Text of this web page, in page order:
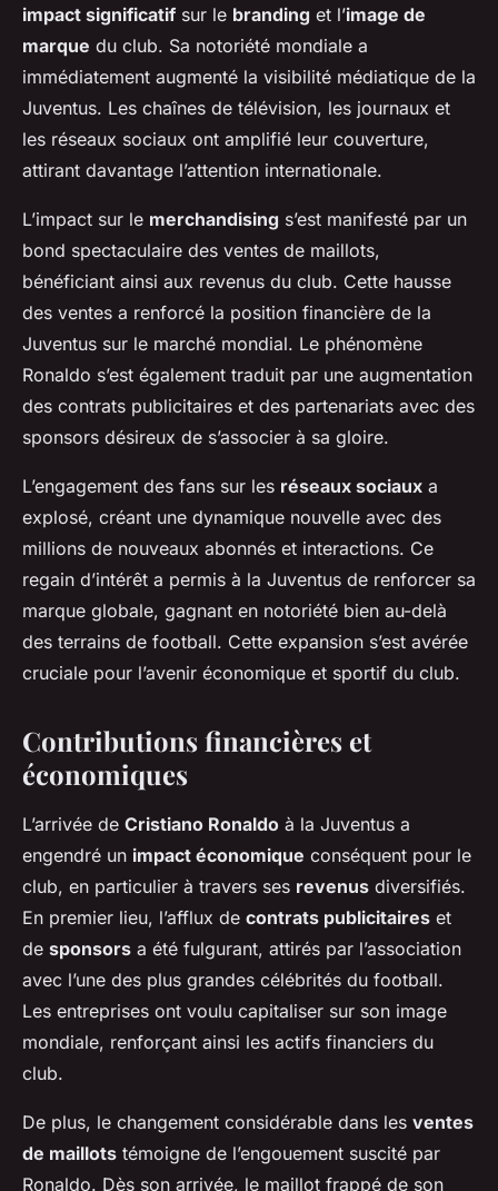
impact significatif sur le branding et l’image de
marque du club. Sa notoriété mondiale a
immédiatement augmenté la visibilité médiatique de la
Juventus. Les chaînes de télévision, les journaux et
les réseaux sociaux ont amplifié leur couverture,
attirant davantage l’attention internationale.
L’impact sur le merchandising s’est manifesté par un
bond spectaculaire des ventes de maillots,
bénéficiant ainsi aux revenus du club. Cette hausse
des ventes a renforcé la position financière de la
Juventus sur le marché mondial. Le phénomène
Ronaldo s’est également traduit par une augmentation
des contrats publicitaires et des partenariats avec des
sponsors désireux de s’associer à sa gloire.
L’engagement des fans sur les réseaux sociaux a
explosé, créant une dynamique nouvelle avec des
millions de nouveaux abonnés et interactions. Ce
regain d’intérêt a permis à la Juventus de renforcer sa
marque globale, gagnant en notoriété bien au-delà
des terrains de football. Cette expansion s’est avérée
cruciale pour l’avenir économique et sportif du club.
Contributions financières et
économiques
L’arrivée de Cristiano Ronaldo à la Juventus a
engendré un impact économique conséquent pour le
club, en particulier à travers ses revenus diversifiés.
En premier lieu, l’afflux de contrats publicitaires et
de sponsors a été fulgurant, attirés par l’association
avec l’une des plus grandes célébrités du football.
Les entreprises ont voulu capitaliser sur son image
mondiale, renforçant ainsi les actifs financiers du
club.
De plus, le changement considérable dans les ventes
de maillots témoigne de l’engouement suscité par
Ronaldo. Dès son arrivée, le maillot frappé de son